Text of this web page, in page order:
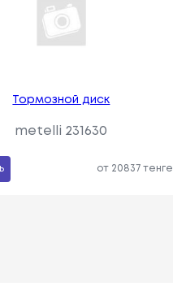
Тормозной диск
metelli 231630
от 20837 тенге